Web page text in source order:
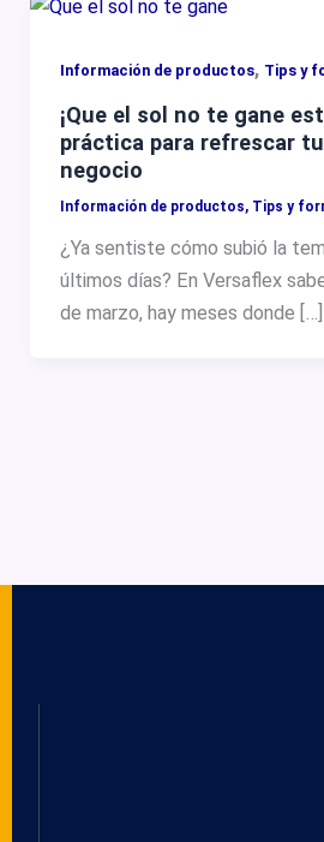
Información de productos, Tips y
¡Que el sol no te gane
práctica para refrescar
negocio
Información de productos, Tips y
¿Ya sentiste cómo subió la
últimos días? En Versaflex
de marzo, hay meses donde […]